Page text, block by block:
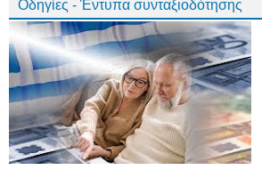
Οδηγίες - Έντυπα συνταξιοδότησης